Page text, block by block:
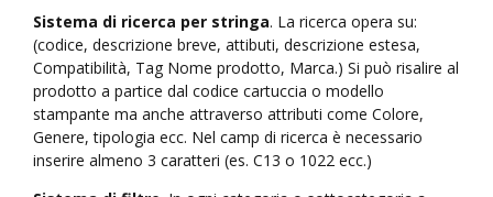
Sistema di ricerca per stringa. La ricerca opera su:
(codice, descrizione breve, attibuti, descrizione estesa,
Compatibilità, Tag Nome prodotto, Marca.) Si può risalire al
prodotto a partice dal codice cartuccia o modello
stampante ma anche attraverso attributi come Colore,
Genere, tipologia ecc. Nel camp di ricerca è necessario
inserire almeno 3 caratteri (es. C13 o 1022 ecc.)